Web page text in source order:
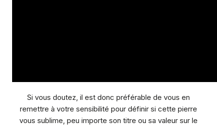
Si vous doutez, il est donc préférable de vous en
remettre à votre sensibilité pour définir si cette pierre
vous sublime, peu importe son titre ou sa valeur sur le